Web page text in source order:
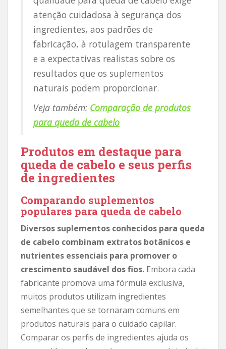
atenção cuidadosa à segurança dos
ingredientes, aos padrões de
fabricação, à rotulagem transparente
e a expectativas realistas sobre os
resultados que os suplementos
naturais podem proporcionar.
Veja também: Comparação de produtos
para queda de cabelo
Produtos em destaque para
queda de cabelo e seus perfis
de ingredientes
Comparando suplementos
populares para queda de cabelo
Diversos suplementos conhecidos para queda
de cabelo combinam extratos botânicos e
nutrientes essenciais para promover o
crescimento saudável dos fios. Embora cada
fabricante promova uma fórmula exclusiva,
muitos produtos utilizam ingredientes
semelhantes que se tornaram comuns em
produtos naturais para o cuidado capilar.
Comparar os perfis de ingredientes ajuda os